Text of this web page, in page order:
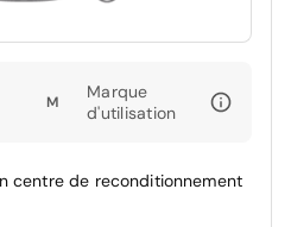
M
Marque
d'utilisation
centre de reconditionnement